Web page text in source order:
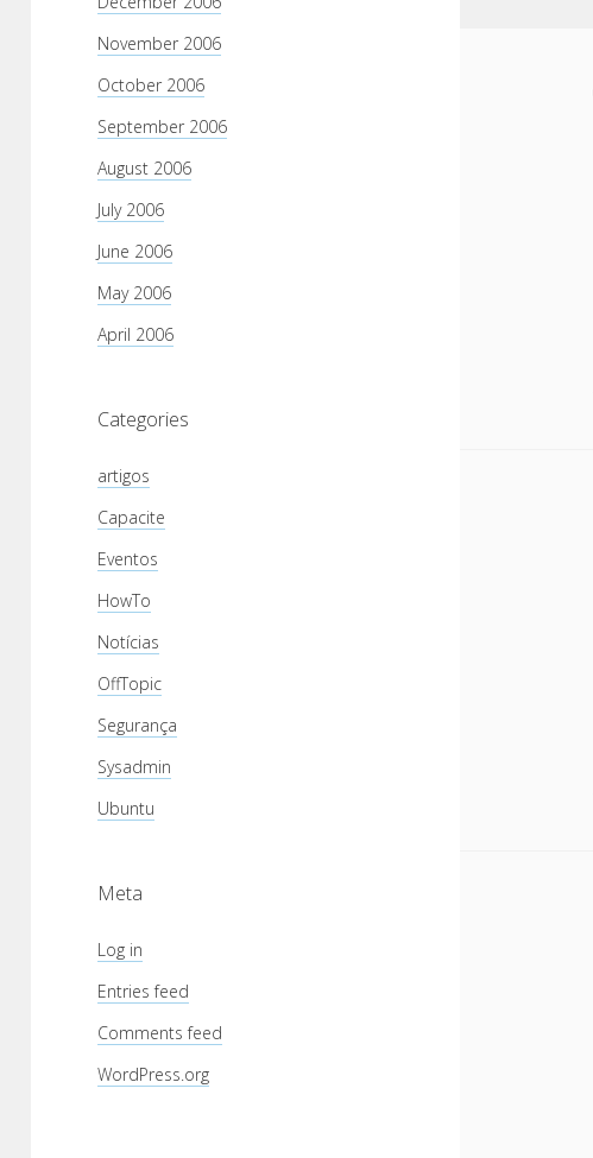
November 2006
October 2006
September 2006
August 2006
July 2006
June 2006
May 2006
April 2006
Categories
artigos
Capacite
Eventos
HowTo
Notícias
OffTopic
Segurança
Sysadmin
Ubuntu
Meta
Log in
Entries feed
Comments feed
WordPress.org